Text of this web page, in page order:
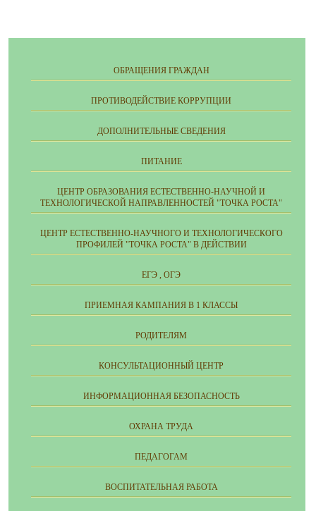
ОБРАЩЕНИЯ ГРАЖДАН
ПРОТИВОДЕЙСТВИЕ КОРРУПЦИИ
ДОПОЛНИТЕЛЬНЫЕ СВЕДЕНИЯ
ПИТАНИЕ
ЦЕНТР ОБРАЗОВАНИЯ ЕСТЕСТВЕННО-НАУЧНОЙ И
ТЕХНОЛОГИЧЕСКОЙ НАПРАВЛЕННОСТЕЙ "ТОЧКА РОСТА"
ЦЕНТР ЕСТЕСТВЕННО-НАУЧНОГО И ТЕХНОЛОГИЧЕСКОГО
ПРОФИЛЕЙ "ТОЧКА РОСТА" В ДЕЙСТВИИ
ЕГЭ , ОГЭ
ПРИЕМНАЯ КАМПАНИЯ В 1 КЛАССЫ
РОДИТЕЛЯМ
КОНСУЛЬТАЦИОННЫЙ ЦЕНТР
ИНФОРМАЦИОННАЯ БЕЗОПАСНОСТЬ
ОХРАНА ТРУДА
ПЕДАГОГАМ
ВОСПИТАТЕЛЬНАЯ РАБОТА